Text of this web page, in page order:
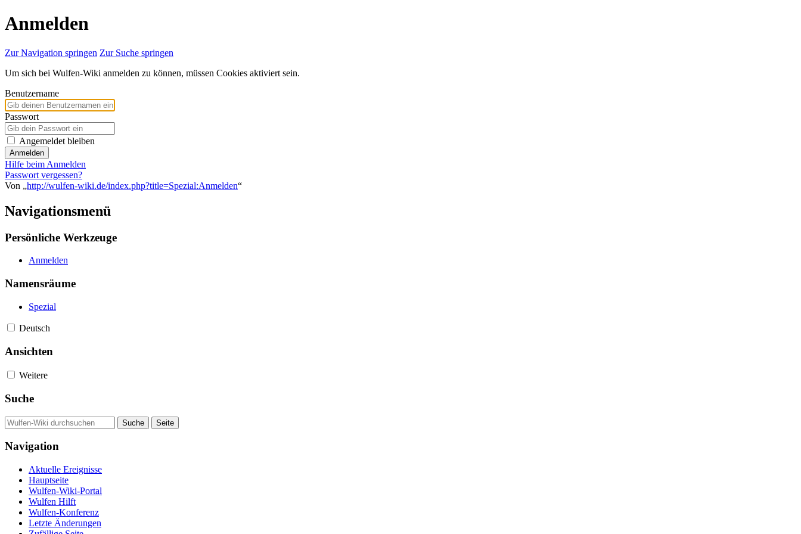
Anmelden
Zur Navigation springen Zur Suche springen
Um sich bei Wulfen-Wiki anmelden zu können, müssen Cookies aktiviert sein.
Benutzername
Passwort
Angemeldet bleiben
Anmelden
Hilfe beim Anmelden
Passwort vergessen?
Von „http://wulfen-wiki.de/index.php?title=Spezial:Anmelden“
Navigationsmenü
Persönliche Werkzeuge
Anmelden
Namensräume
Spezial
Deutsch
Ansichten
Weitere
Suche
Navigation
Aktuelle Ereignisse
Hauptseite
Wulfen-Wiki-Portal
Wulfen Hilft
Wulfen-Konferenz
Letzte Änderungen